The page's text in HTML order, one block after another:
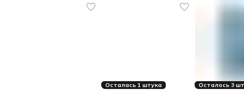
Осталась 1 штука Осталось 3